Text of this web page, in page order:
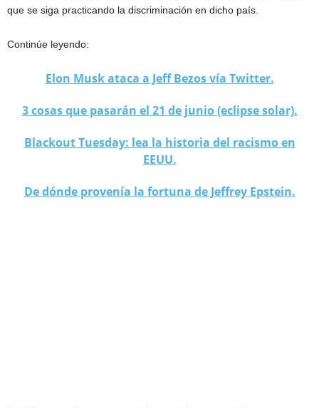
que se siga practicando la discriminación en dicho país.
Continúe leyendo:
Elon Musk ataca a Jeff Bezos vía Twitter.
3 cosas que pasarán el 21 de junio (eclipse solar).
Blackout Tuesday: lea la historia del racismo en
EEUU.
De dónde provenía la fortuna de Jeffrey Epstein.